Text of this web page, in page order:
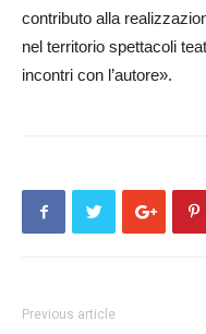
contributo alla
nel territorio spettacoli
incontri con l’autore».
Previous article